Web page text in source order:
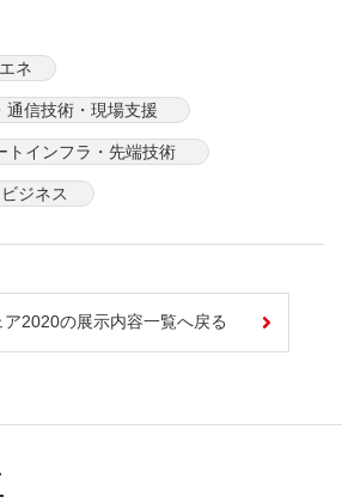
ネ
通信技術・現場支援
トインフラ・先端技術
ジネス
ア2020の展示内容一覧へ戻る